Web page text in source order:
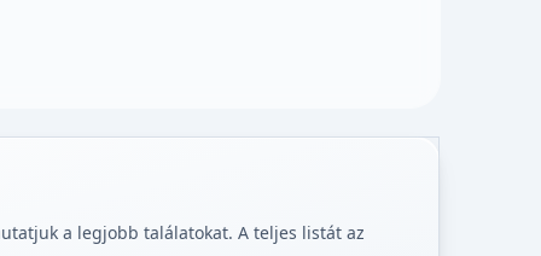
a legjobb találatokat. A teljes listát az